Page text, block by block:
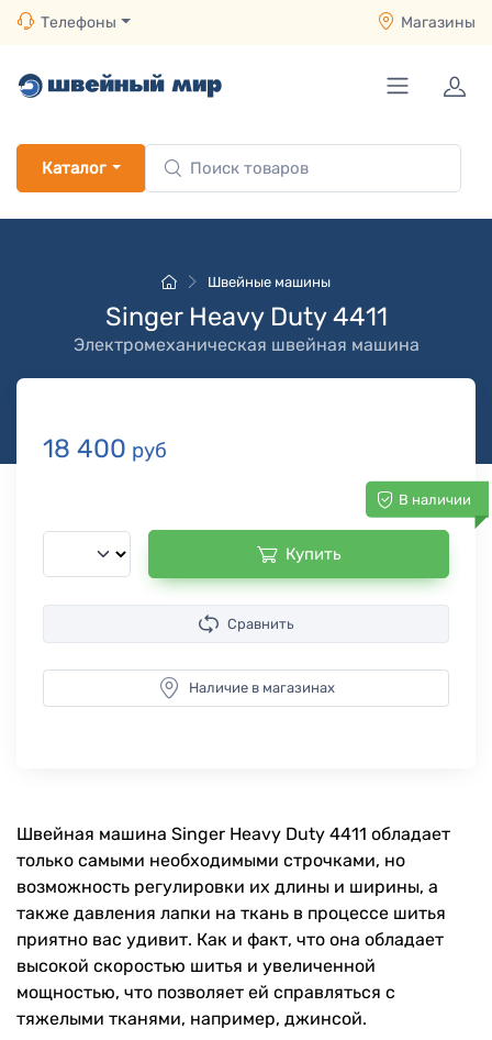
Телефоны Магазины
Каталог
Швейные машины
Singer Heavy Duty 4411
Электромеханическая швейная машина
18 400 руб
В наличии
Купить
Сравнить
Наличие в магазинах
Швейная машина Singer Heavy Duty 4411 обладает
только самыми необходимыми строчками, но
возможность регулировки их длины и ширины, а
также давления лапки на ткань в процессе шитья
приятно вас удивит. Как и факт, что она обладает
высокой скоростью шитья и увеличенной
мощностью, что позволяет ей справляться с
тяжелыми тканями, например, джинсой.